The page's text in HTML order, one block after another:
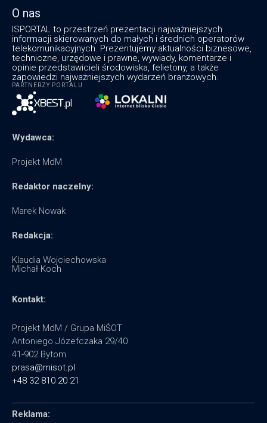
O nas
ISPORTAL to przestrzeń prezentacji najważniejszych
informacji skierowanych do małych i średnich operatorów
telekomunikacyjnych. Prezentujemy aktualności biznesowe,
techniczne, urzędowe i prawne, wywiady, komentarze i
opinie przedstawicieli środowiska, felietony, a także
zapowiedzi najważniejszych wydarzeń branżowych.
PARTNERZY PORTALU
Wydawca:
Projekt MdM
Redaktor naczelny:
Marek Nowak
Redakcja:
Klaudia Wojciechowska
Michał Koch
Kontakt:
Projekt MdM / Grupa MiŚOT
Antoniego Józefczaka 29/40
41-902 Bytom
prasa@misot.pl
+48 32 810 20 21
Reklama: